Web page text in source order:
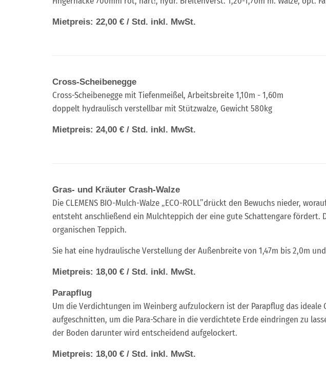
Mietpreis: 22,00 € / Std. inkl. MwSt.
Cross-Scheibenegge
Cross-Scheibenegge mit Tiefenmeißel, Arbeitsbreite 1,10m - 1,60m
doppelt hydraulisch verstellbar mit Stützwalze, Gewicht 580kg
Mietpreis: 24,00 € / Std. inkl. MwSt.
Gras- und Kräuter Crash-Walze
Die CLEMENS BIO-Mulch-Walze „ECO-ROLL”drückt den Bewuchs nieder,
entsteht anschließend ein Mulchteppich der eine gute Schattengare
organischen Teppich.
Sie hat eine hydraulische Verstellung der Außenbreite von 1,47m bis 2,0m
Mietpreis: 18,00 € / Std. inkl. MwSt.
Parapflug
Um die Verdichtungen im Weinberg aufzulockern ist der Parapflug das
aufgeschnitten, um die Para-Schare in die verdichtete Erde eindringen zu
der Boden darunter wird entscheidend aufgelockert.
Mietpreis: 18,00 € / Std. inkl. MwSt.